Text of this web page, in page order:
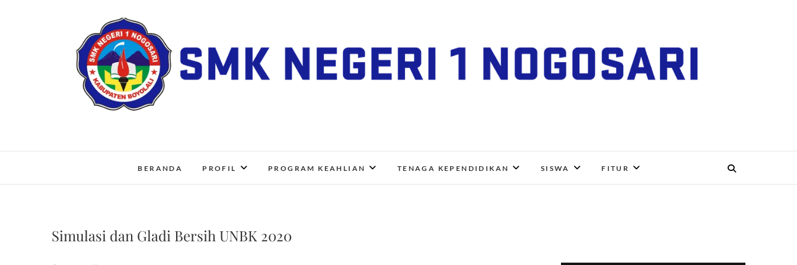
SMK Negeri 1 Nogosari
BERANDA PROFIL PROGRAM KEAHLIAN TENAGA KEPENDIDIKAN SISWA FITUR
Simulasi dan Gladi Bersih UNBK 2020